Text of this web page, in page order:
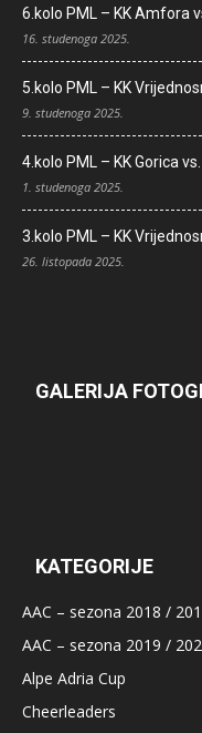
6.kolo PML – KK Amfora
16. studenoga 2025.
5.kolo PML – KK
9. studenoga 2025.
4.kolo PML – KK Gorica
1. studenoga 2025.
3.kolo PML – KK
26. listopada 2025.
GALERIJA
KATEGORIJE
AAC – sezona 2018 /
AAC – sezona 2019 /
Alpe Adria Cup
Cheerleaders